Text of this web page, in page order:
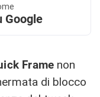
Google
Frame non
di blocco